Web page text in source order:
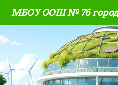
Skip to content